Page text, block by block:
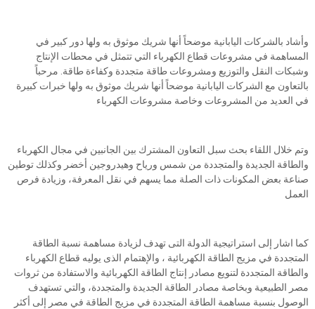
وأشاد بالشركات اليابانية موضحاً أنها شريك موثوق به ولها دور كبير في
المساهمة في مشروعات قطاع الكهرباء التي تتمثل في محطات الإنتاج
وشبكات النقل والتوزيع ومشروعات طاقة متجددة وكفاءة طاقة. مرحباً
بالتعاون مع الشركات اليابانية موضحاً أنها شريك موثوق به ولها خبرات كبيرة
في العديد من المشروعات وخاصة مشروعات الكهرباء
وتم خلال اللقاء بحث سبل التعاون المشترك بين الجانبين في مجال الكهرباء
والطاقة الجديدة والمتجددة من شمس ورياح وهيدروجين أخضر وكذلك توطين
صناعة بعض المكونات ذات الصلة مما يسهم في نقل المعرفة، وزيادة فرص
العمل
كما اشار إلى استراتيجية الدولة التى تهدف لزيادة مساهمة نسبة الطاقة
المتجددة في مزيج الطاقة الكهربائية ، والإهتمام الذى يوليه قطاع الكهرباء
والطاقة المتجددة لتنويع مصادر إنتاج الطاقة الكهربائية والاستفادة من ثروات
مصر الطبيعية وبخاصة مصادر الطاقة الجديدة والمتجددة، والتي تستهدف
الوصول بنسبة مساهمة الطاقة المتجددة في مزيج الطاقة في مصر إلى أكثر